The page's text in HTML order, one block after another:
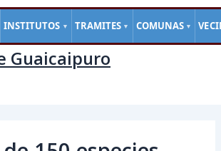
INSTITUTOS ▼ TRAMITES ▼ COMUNAS ▼
Guaicaipuro